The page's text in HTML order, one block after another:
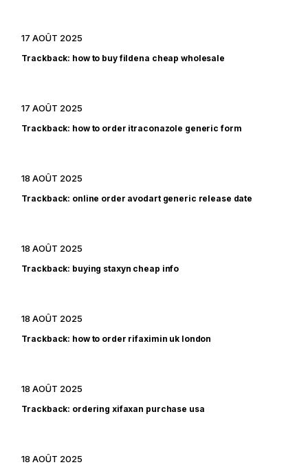
17 AOÛT 2025
Trackback: how to buy fildena cheap wholesale
17 AOÛT 2025
Trackback: how to order itraconazole generic form
18 AOÛT 2025
Trackback: online order avodart generic release date
18 AOÛT 2025
Trackback: buying staxyn cheap info
18 AOÛT 2025
Trackback: how to order rifaximin uk london
18 AOÛT 2025
Trackback: ordering xifaxan purchase usa
18 AOÛT 2025